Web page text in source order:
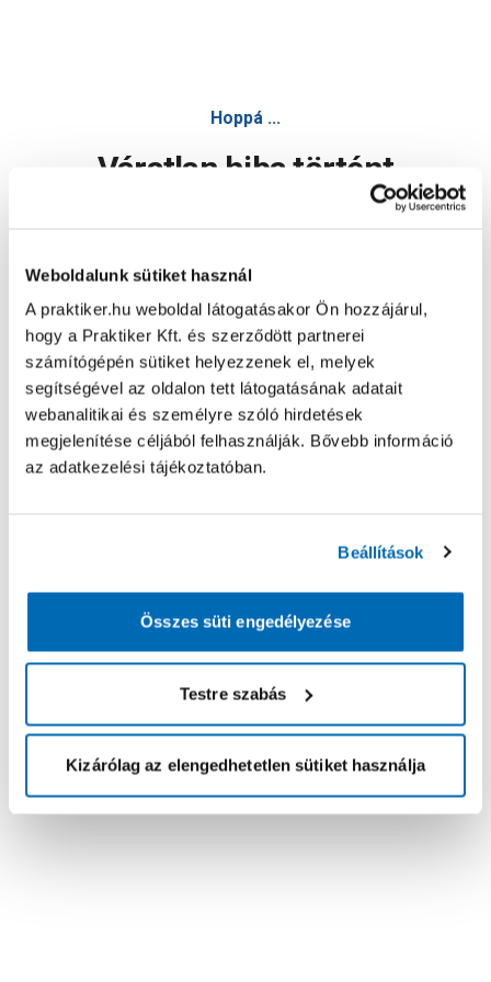
Weboldalunk sütiket használ
A praktiker.hu weboldal látogatásakor Ön hozzájárul,
hogy a Praktiker Kft. és szerződött partnerei
számítógépén sütiket helyezzenek el, melyek
segítségével az oldalon tett látogatásának adatait
webanalitikai és személyre szóló hirdetések
megjelenítése céljából felhasználják. Bővebb információ
az adatkezelési tájékoztatóban.
Beállítások
Összes süti engedélyezése
Testre szabás
Kizárólag az elengedhetetlen sütiket használja
Hoppá ...
Váratlan hiba történt
Oldal újratöltése